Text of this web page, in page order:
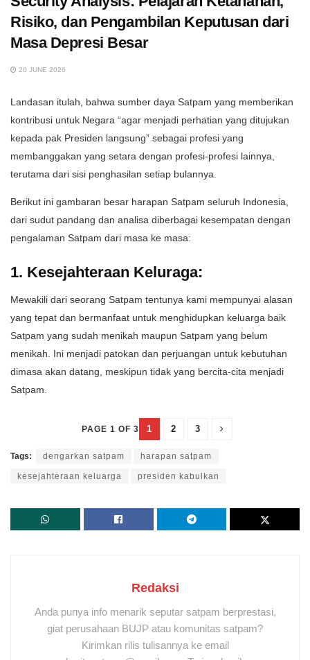
Risiko, dan Pengambilan Keputusan dari
Masa Depresi Besar
20 JUNE 2026
Landasan itulah, bahwa sumber daya Satpam yang memberikan
kontribusi untuk Negara “agar menjadi perhatian yang ditujukan
kepada pak Presiden langsung” sebagai profesi yang
membanggakan yang setara dengan profesi-profesi lainnya,
terutama dari sisi penghasilan setiap bulannya.
Berikut ini gambaran besar harapan Satpam seluruh Indonesia,
dari sudut pandang dan analisa diberbagai kesempatan dengan
pengalaman Satpam dari masa ke masa:
1. Kesejahteraan Keluraga:
Mewakili dari seorang Satpam tentunya kami mempunyai alasan
yang tepat dan bermanfaat untuk menghidupkan keluarga baik
Satpam yang sudah menikah maupun Satpam yang belum
menikah. Ini menjadi patokan dan perjuangan untuk kebutuhan
dimasa akan datang, meskipun tidak yang bercita-cita menjadi
Satpam.
PAGE 1 OF 3 1 2 3
Tags: dengarkan satpam harapan satpam
kesejahteraan keluarga presiden kabulkan
Redaksi
Anda punya info menarik seputar satpam berprestasi,
giat perusahaan BUJP atau komunitas satpam?
Kirimkan rilis tulisannya ke email